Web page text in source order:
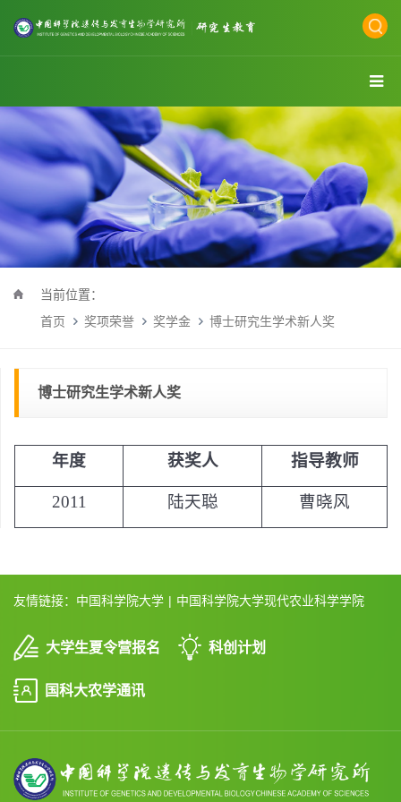
当前位置：
首页
奖项荣誉 奖学金 博士研究生学术新人奖
博士研究生学术新人奖
年度 获奖人 指导教师
2011 陆天聪 曹晓风
友情链接： 中国科学院大学 | 中国科学院大学现代农业科学学院
大学生夏令营报名 科创计划
国科大农学通讯